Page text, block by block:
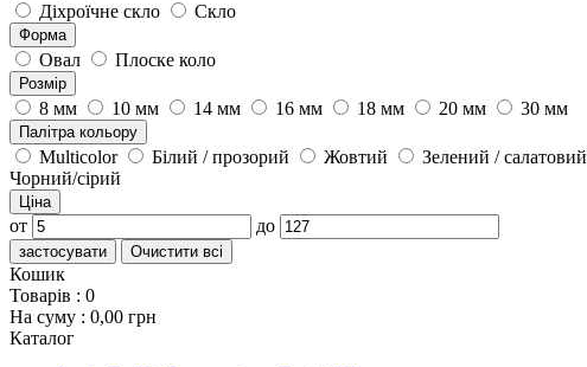
Діхроїчне скло Скло
Форма
Овал Плоске коло
Розмір
8 мм 10 мм 14 мм 16 мм 18 мм 20 мм 30 мм
Палітра кольору
Multicolor Білий / прозорий Жовтий Зелений / салатовий
Чорний/сірий
Ціна
от до
застосувати Очистити всі
Кошик
Товарів : 0
На суму : 0,00 грн
Каталог